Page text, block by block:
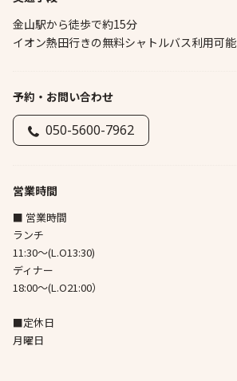
金山駅から徒歩で約15分
イオン熱田行きの無料シャトルバス利用可能
予約・お問い合わせ
050-5600-7962
営業時間
■ 営業時間
ランチ
11:30～(L.O13:30)
ディナー
18:00～(L.O21:00）
■定休日
月曜日